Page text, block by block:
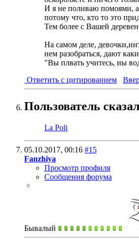
И я не поливаю помоями,
потому что, кто то это
Тем более с Вашей
На самом деле,
нем разобраться, дают
"Вы плвать учитесь, иы
Ответить с цитированием
Пользователь
La Poli
05.10.2017, 00:16 #15
Fanzhiya
Просмотр профиля
Сообщения форума
Бывалый